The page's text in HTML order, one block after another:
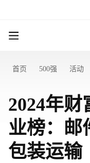
首页 500强 活动
2024年财
业榜：邮
包装运输